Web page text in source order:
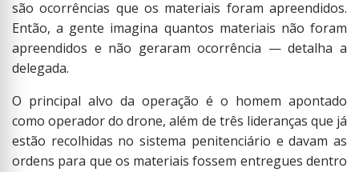
são ocorrências que os materiais foram apreendidos.
Então, a gente imagina quantos materiais não foram
apreendidos e não geraram ocorrência — detalha a
delegada.
O principal alvo da operação é o homem apontado
como operador do drone, além de três lideranças que já
estão recolhidas no sistema penitenciário e davam as
ordens para que os materiais fossem entregues dentro